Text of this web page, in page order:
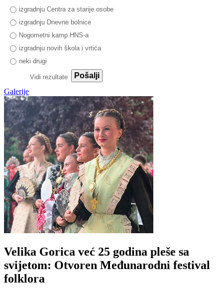
izgradnju Centra za starije osobe
izgradnju Dnevne bolnice
Nogometni kamp HNS-a
izgradnju novih škola i vrtića
neki drugi
Vidi rezultate
Pošalji
Galerije
Velika Gorica već 25 godina pleše sa
svijetom: Otvoren Međunarodni festival
folklora